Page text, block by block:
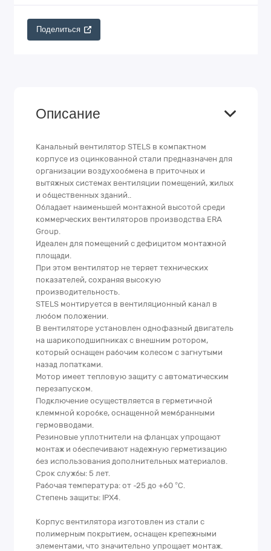
Поделиться
Описание
Канальный вентилятор STELS в компактном
корпусе из оцинкованной стали предназначен для
организации воздухообмена в приточных и
вытяжных системах вентиляции помещений, жилых
и общественных зданий..
Обладает наименьшей монтажной высотой среди
коммерческих вентиляторов производства ERA
Group.
Идеален для помещений с дефицитом монтажной
площади.
При этом вентилятор не теряет технических
показателей, сохраняя высокую
производительность.
STELS монтируется в вентиляционный канал в
любом положении.
В вентиляторе установлен однофазный двигатель
на шарикоподшипниках с внешним ротором,
который оснащен рабочим колесом с загнутыми
назад лопатками.
Мотор имеет тепловую защиту с автоматическим
перезапуском.
Подключение осуществляется в герметичной
клеммной коробке, оснащенной мембранными
гермовводами.
Резиновые уплотнители на фланцах упрощают
монтаж и обеспечивают надежную герметизацию
без использования дополнительных материалов.
Срок службы: 5 лет.
Рабочая температура: от -25 до +60 °С.
Степень защиты: IPX4.
Корпус вентилятора изготовлен из стали с
полимерным покрытием, оснащен крепежными
элементами, что значительно упрощает монтаж.